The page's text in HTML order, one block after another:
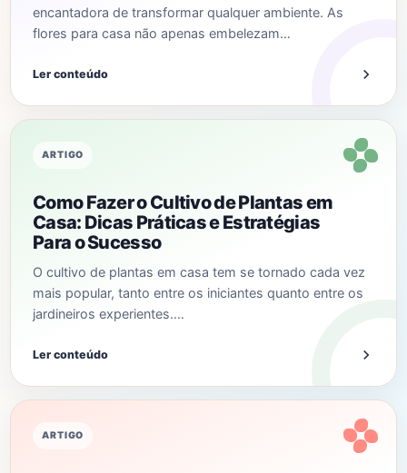
encantadora de transformar qualquer ambiente. As
flores para casa não apenas embelezam…
Ler conteúdo
ARTIGO
Como Fazer o Cultivo de Plantas em
Casa: Dicas Práticas e Estratégias
Para o Sucesso
O cultivo de plantas em casa tem se tornado cada vez
mais popular, tanto entre os iniciantes quanto entre os
jardineiros experientes.…
Ler conteúdo
ARTIGO